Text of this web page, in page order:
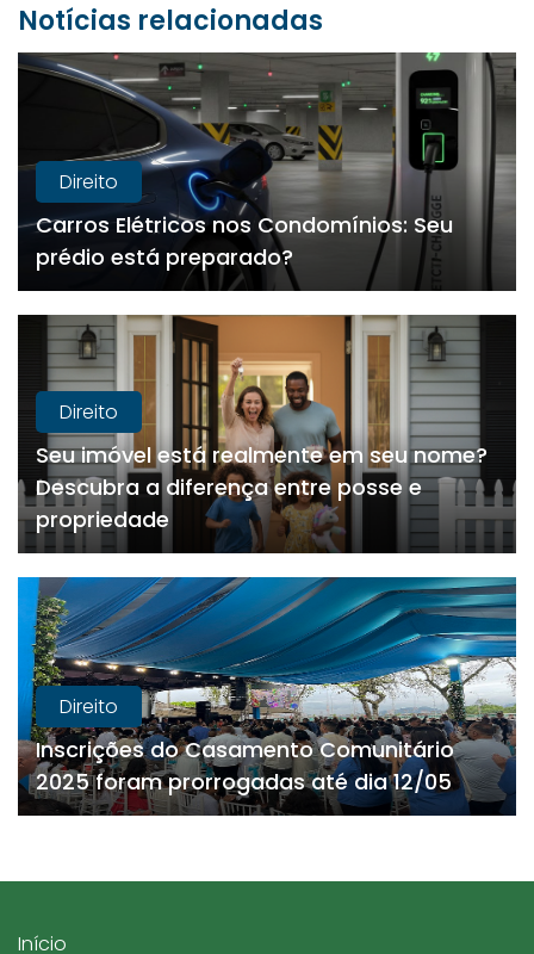
Notícias relacionadas
Direito
Carros Elétricos nos Condomínios: Seu
prédio está preparado?
Direito
Seu imóvel está realmente em seu nome?
Descubra a diferença entre posse e
propriedade
Direito
Inscrições do Casamento Comunitário
2025 foram prorrogadas até dia 12/05
Início